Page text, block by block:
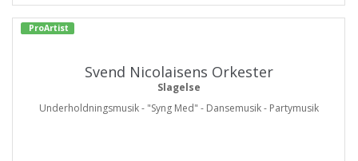
ProArtist
Svend Nicolaisens Orkester
Slagelse
Underholdningsmusik - "Syng Med" - Dansemusik - Partymusik